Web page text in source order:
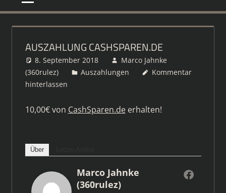
AUSZAHLUNG CASHSPAREN.DE
8. September 2018
Marco Jahnke
(360rulez)
Auszahlungen
Kommentar
hinterlassen
10,00€ von CashSparen.deerhalten!
Über
Marco Jahnke
(360rulez)